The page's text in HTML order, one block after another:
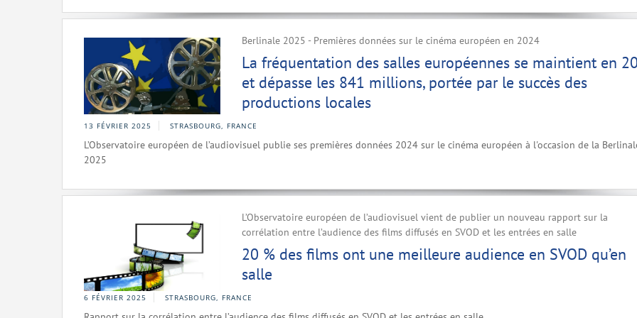
Berlinale 2025 - Premières données sur le cinéma européen en 2024
La fréquentation des salles européennes se maintient en
et dépasse les 841 millions, portée par le succès des
productions locales
13 FÉVRIER 2025 STRASBOURG, FRANCE
L’Observatoire européen de l’audiovisuel publie ses premières données 2024 sur le cinéma européen à l'occasion de la
2025
L’Observatoire européen de l’audiovisuel vient de publier un nouveau rapport sur la
corrélation entre l’audience des films diffusés en SVOD et les entrées en salle
20 % des films ont une meilleure audience en SVOD qu’en
salle
6 FÉVRIER 2025 STRASBOURG, FRANCE